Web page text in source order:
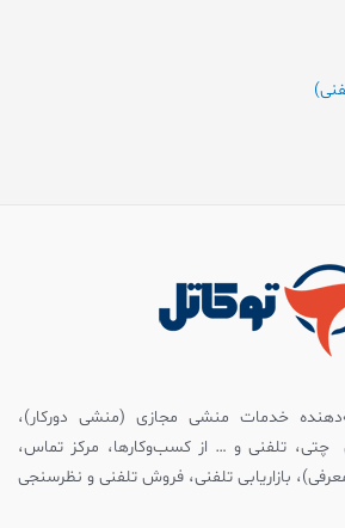
خدمات منشی مجازی (منشی دورکار)،
چتی، تلفنی و … از کسب‌وکارها، مرکز تماس،
بازاریابی تلفنی، فروش تلفنی و نظرسنجی